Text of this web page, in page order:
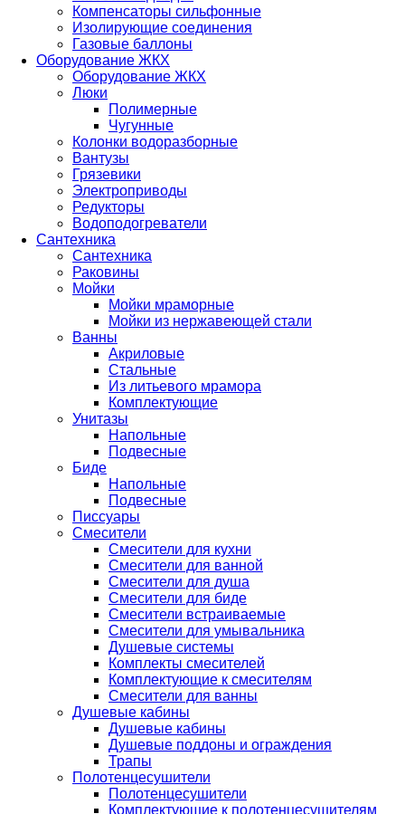
Компенсаторы сильфонные
Изолирующие соединения
Газовые баллоны
Оборудование ЖКХ
Оборудование ЖКХ
Люки
Полимерные
Чугунные
Колонки водоразборные
Вантузы
Грязевики
Электроприводы
Редукторы
Водоподогреватели
Сантехника
Сантехника
Раковины
Мойки
Мойки мраморные
Мойки из нержавеющей стали
Ванны
Акриловые
Стальные
Из литьевого мрамора
Комплектующие
Унитазы
Напольные
Подвесные
Биде
Напольные
Подвесные
Писсуары
Смесители
Смесители для кухни
Смесители для ванной
Смесители для душа
Смесители для биде
Смесители встраиваемые
Смесители для умывальника
Душевые системы
Комплекты смесителей
Комплектующие к смесителям
Смесители для ванны
Душевые кабины
Душевые кабины
Душевые поддоны и ограждения
Трапы
Полотенцесушители
Полотенцесушители
Комплектующие к полотенцесушителям